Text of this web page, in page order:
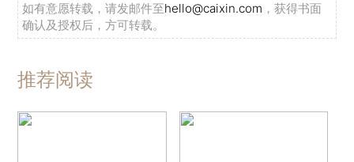
如有意愿转载，请发邮件至hello@caixin.com ，获得书面
确认及授权后，方可转载。
推荐阅读